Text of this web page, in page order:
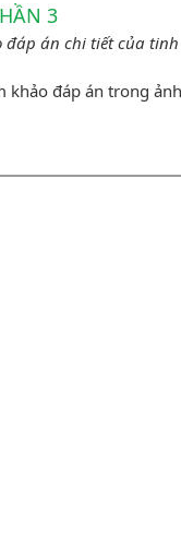
3
đáp án chi tiết của
khảo đáp án trong